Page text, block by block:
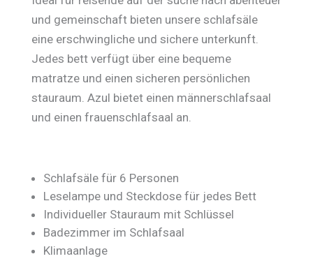
und gemeinschaft bieten unsere schlafsäle
eine erschwingliche und sichere unterkunft.
Jedes bett verfügt über eine bequeme
matratze und einen sicheren persönlichen
stauraum. Azul bietet einen männerschlafsaal
und einen frauen­schlafsaal an.
Schlafsäle für 6 Personen
Leselampe und Steckdose für jedes Bett
Individueller Stauraum mit Schlüssel
Badezimmer im Schlafsaal
Klimaanlage